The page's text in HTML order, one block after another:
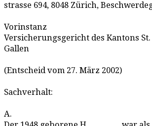
strasse 694, 8048 Zürich,
Vorinstanz
Versicherungsgericht des Kantons St.
Gallen
(Entscheid vom 27. März 2002)
Sachverhalt:
A.